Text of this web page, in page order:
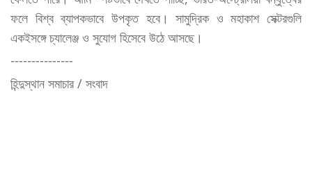
ফলে বিশ্ব ব্যাপকভাবে উপকৃত হবে। সামুদ্রিক ও মহাকাশ সেক্টরগুলি
একইসঙ্গে চ্যালেঞ্জ ও সুযোগ হিসেবে উঠে আসছে।
---------------
হিন্দুস্থান সমাচার / সংবাদ